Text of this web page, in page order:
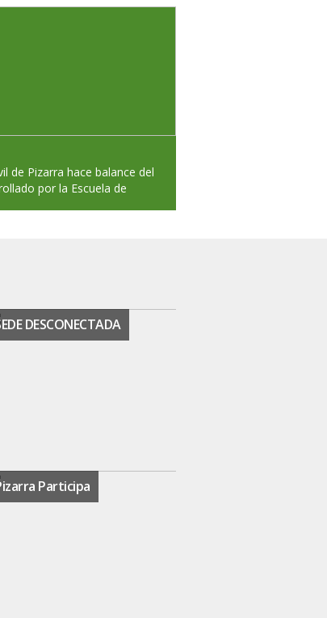
de Pizarra hace balance del
por la Escuela de
DESCONECTADA
Participa